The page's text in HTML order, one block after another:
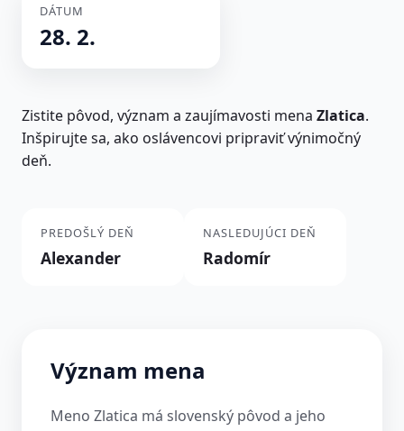
DÁTUM
28. 2.
Zistite pôvod, význam a zaujímavosti mena Zlatica.
Inšpirujte sa, ako oslávencovi pripraviť výnimočný
deň.
PREDOŠLÝ DEŇ
Alexander
NASLEDUJÚCI DEŇ
Radomír
Význam mena
Meno Zlatica má slovenský pôvod a jeho